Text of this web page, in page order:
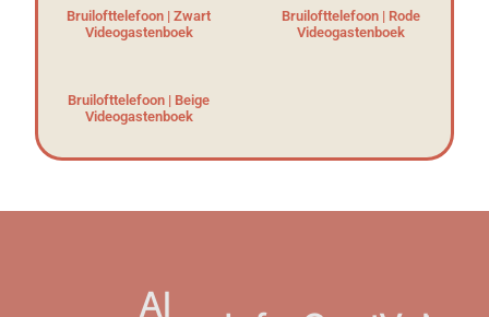
Bruilofttelefoon | Zwart
Videogastenboek
Bruilofttelefoon | Rode
Videogastenboek
Bruilofttelefoon | Beige
Videogastenboek
Al